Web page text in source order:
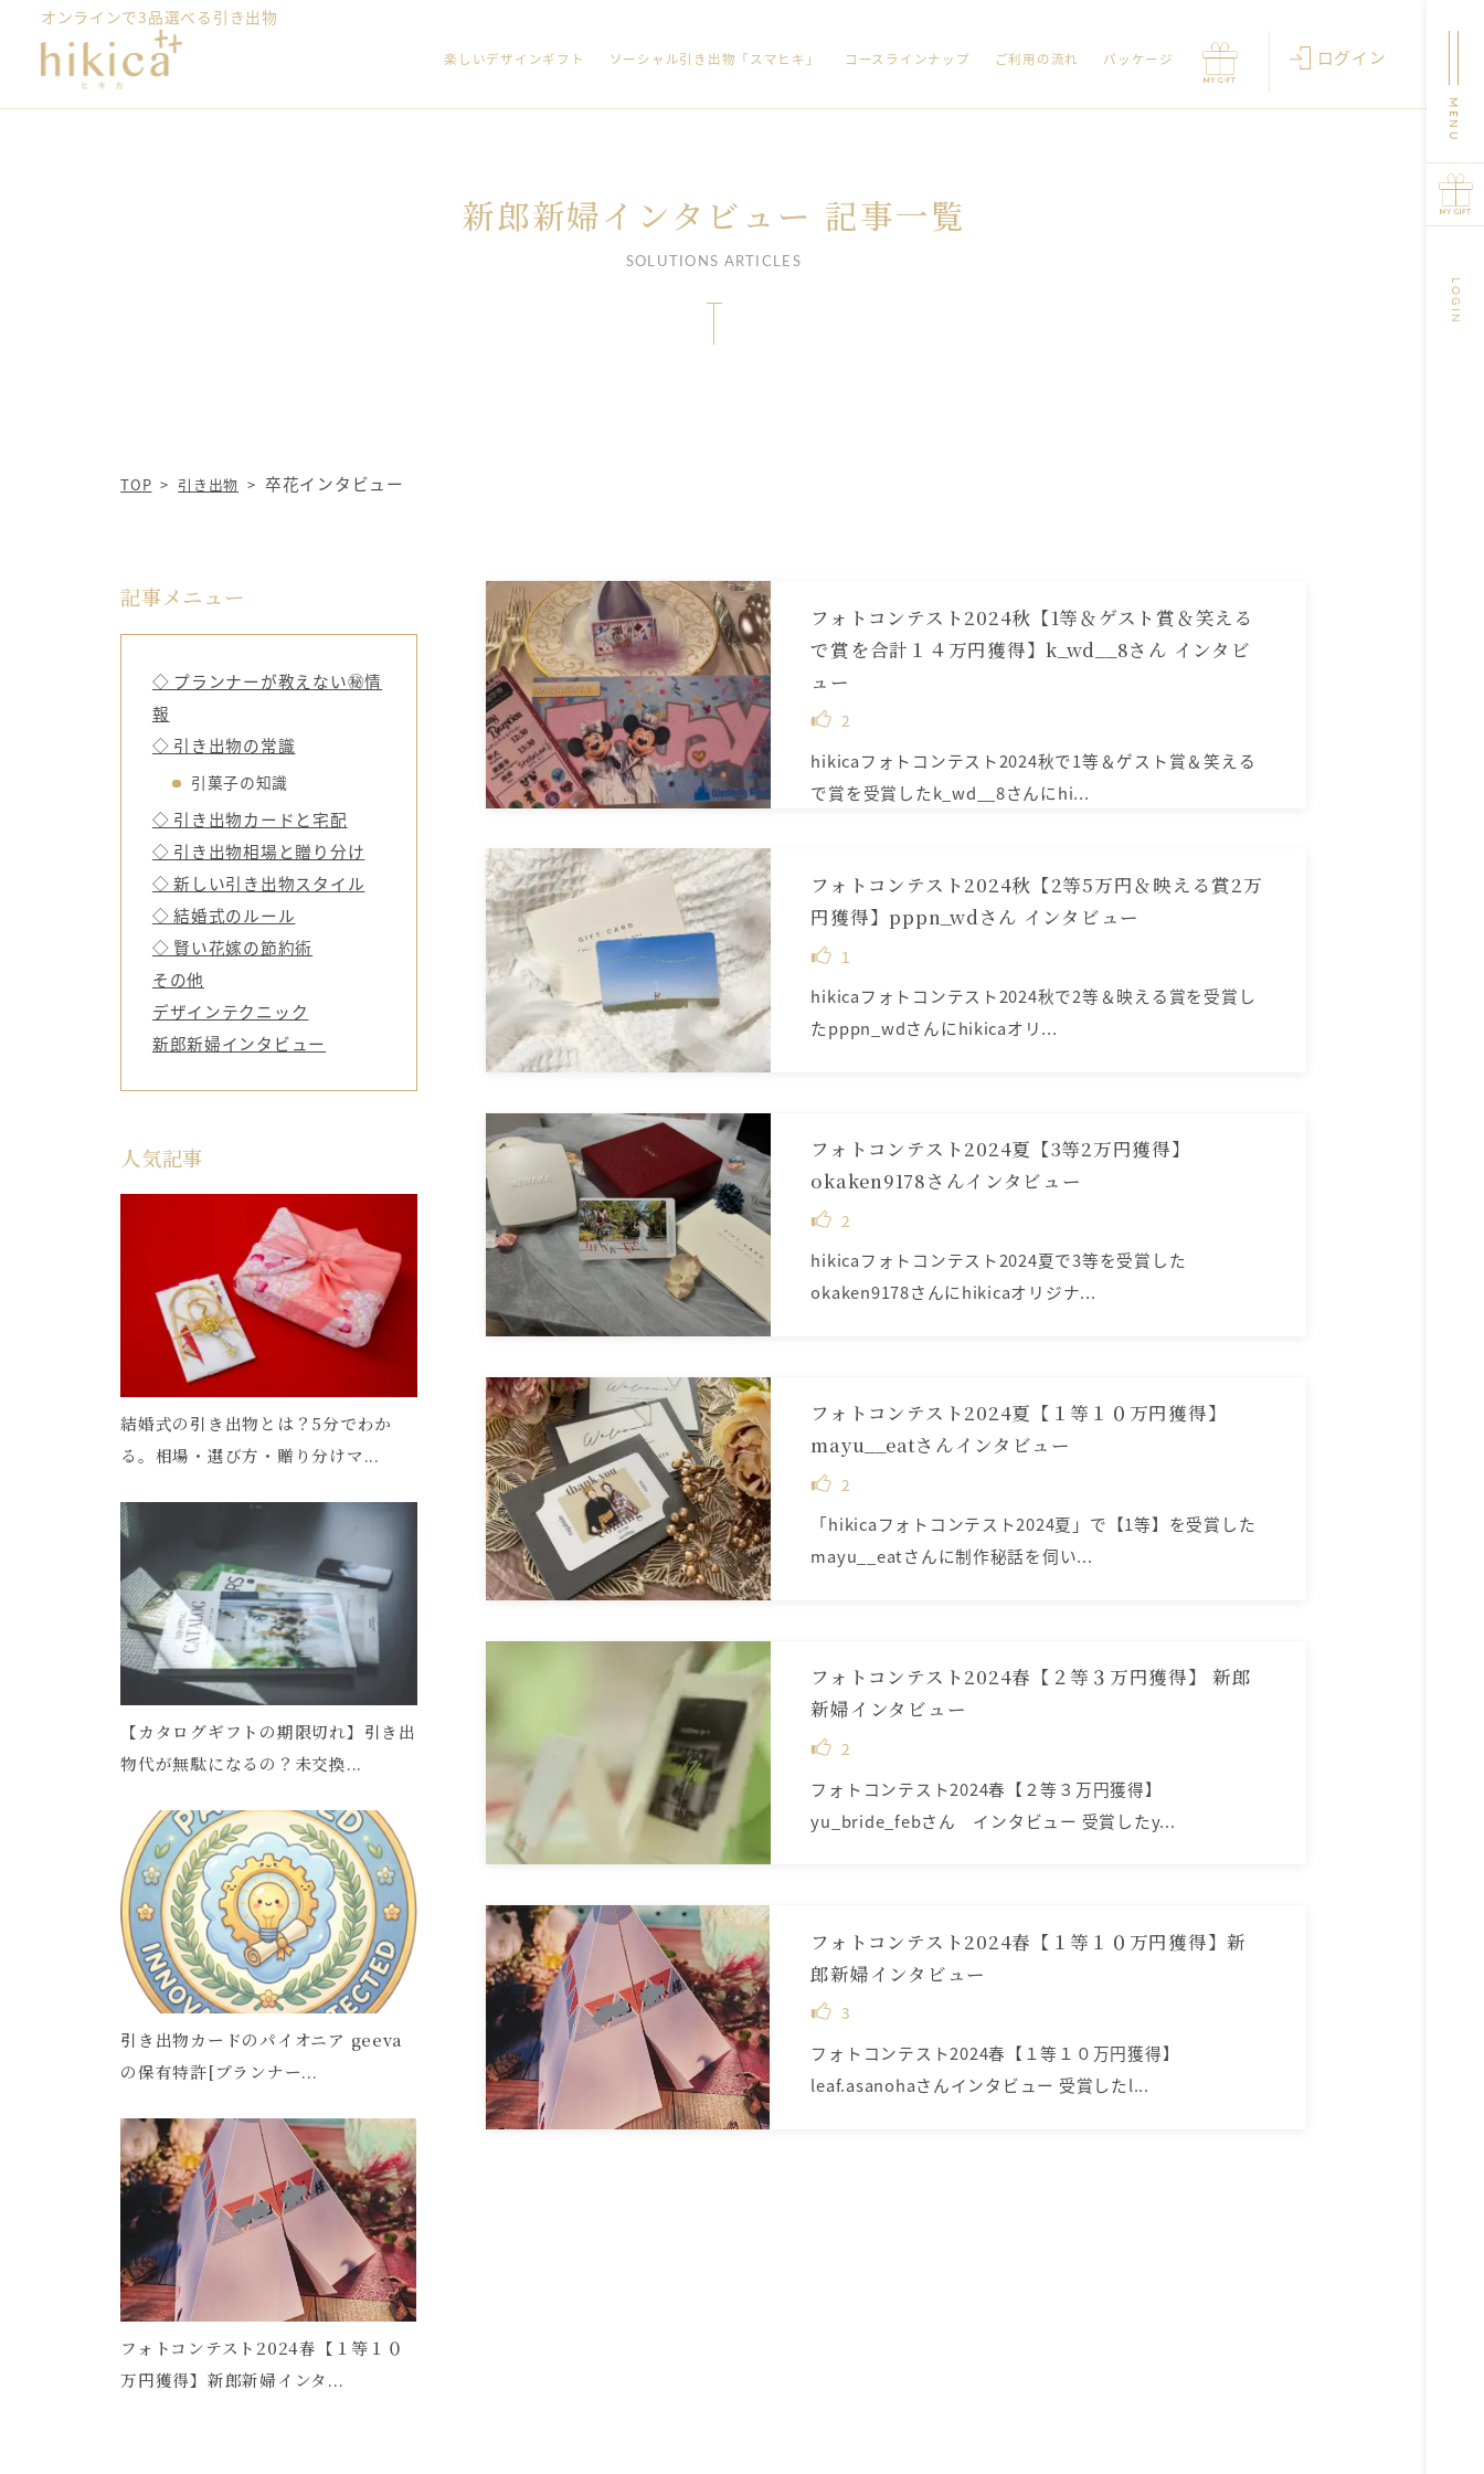
オンラインで3品選べる引き出物
楽しいデザインギフト ソーシャル引き出物「スマヒキ」 コースラインナップ ご利用の流れ パッケージ ログイン
LOGIN
新郎新婦インタビュー 記事一覧
SOLUTIONS ARTICLES
TOP 引き出物 卒花インタビュー
フォトコンテスト2024秋【1等＆ゲスト賞＆笑える
で賞を合計１４万円獲得】k_wd__8さん インタビ
ュー
2
hikicaフォトコンテスト2024秋で1等＆ゲスト賞＆笑える
で賞を受賞したk_wd__8さんにhi...
フォトコンテスト2024秋【2等5万円＆映える賞2万
円獲得】pppn_wdさん インタビュー
1
hikicaフォトコンテスト2024秋で2等＆映える賞を受賞し
たpppn_wdさんにhikicaオリ...
フォトコンテスト2024夏【3等2万円獲得】
okaken9178さんインタビュー
2
hikicaフォトコンテスト2024夏で3等を受賞した
okaken9178さんにhikicaオリジナ...
フォトコンテスト2024夏【１等１０万円獲得】
mayu__eatさんインタビュー
2
「hikicaフォトコンテスト2024夏」で【1等】を受賞した
mayu__eatさんに制作秘話を伺い...
フォトコンテスト2024春【２等３万円獲得】 新郎
新婦インタビュー
2
フォトコンテスト2024春【２等３万円獲得】
yu_bride_febさん インタビュー 受賞したy...
フォトコンテスト2024春【１等１０万円獲得】新
郎新婦インタビュー
3
フォトコンテスト2024春【１等１０万円獲得】
leaf.asanohaさんインタビュー 受賞したl...
記事メニュー
◇ プランナーが教えない㊙情
報
◇ 引き出物の常識
引菓子の知識
◇ 引き出物カードと宅配
◇ 引き出物相場と贈り分け
◇ 新しい引き出物スタイル
◇ 結婚式のルール
◇ 賢い花嫁の節約術
その他
デザインテクニック
新郎新婦インタビュー
人気記事
結婚式の引き出物とは？5分でわか
る。相場・選び方・贈り分けマ...
【カタログギフトの期限切れ】引き出
物代が無駄になるの？未交換...
引き出物カードのパイオニア geeva
の保有特許[プランナー...
フォトコンテスト2024春【１等１０
万円獲得】新郎新婦インタ...